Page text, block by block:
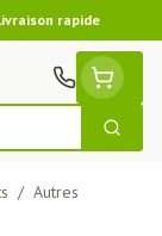
rapide
/ Autres